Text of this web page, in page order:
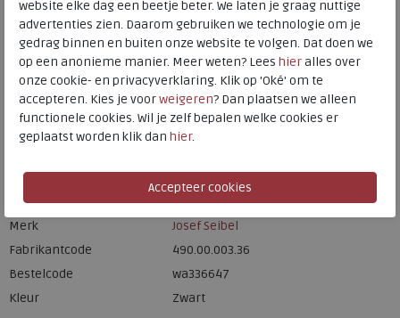
Meijerink Hoorn
HOORN
Hulp nodig? bel:0229 760 760
Gratis verzending binnen Nederland*
Voor 14:00 uur besteld = dezelfde werkdag verzonden*
Altijd retourneren, binnen 1 werkdag terugbetaald
Merk
Josef Seibel
Fabrikantcode
490.00.003.36
Bestelcode
wa336647
Kleur
Zwart
website elke dag een beetje beter. We laten je graag nuttige
advertenties zien. Daarom gebruiken we technologie om je
gedrag binnen en buiten onze website te volgen. Dat doen we
op een anonieme manier. Meer weten? Lees hieralles over
onze cookie- en privacyverklaring. Klik op 'Oké' om te
accepteren. Kies je voorweigeren? Dan plaatsen we alleen
functionele cookies. Wil je zelf bepalen welke cookies er
geplaatst worden klik dan hier.